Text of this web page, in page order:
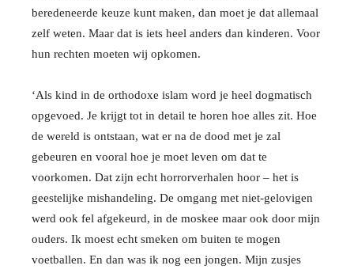
beredeneerde keuze kunt maken, dan moet je dat allemaal
zelf weten. Maar dat is iets heel anders dan kinderen. Voor
hun rechten moeten wij opkomen.
‘Als kind in de orthodoxe islam word je heel dogmatisch
opgevoed. Je krijgt tot in detail te horen hoe alles zit. Hoe
de wereld is ontstaan, wat er na de dood met je zal
gebeuren en vooral hoe je moet leven om dat te
voorkomen. Dat zijn echt horrorverhalen hoor – het is
geestelijke mishandeling. De omgang met niet-gelovigen
werd ook fel afgekeurd, in de moskee maar ook door mijn
ouders. Ik moest echt smeken om buiten te mogen
voetballen. En dan was ik nog een jongen. Mijn zusjes